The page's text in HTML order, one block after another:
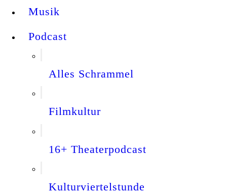
Musik
Podcast
Alles Schrammel
Filmkultur
16+ Theaterpodcast
Kulturviertelstunde